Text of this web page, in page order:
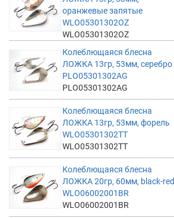
оранжевые запятые
WLO05301302OZ
WLO05301302OZ
Колеблющаяся блесна
ЛОЖКА 13гр, 53мм, серебро
PLO05301302AG
PLO05301302AG
Колеблющаяся блесна
ЛОЖКА 13гр, 53мм, форель
WLO05301302TT
WLO05301302TT
Колеблющаяся блесна
ЛОЖКА 20гр, 60мм, black-red
WLO06002001BR
WLO06002001BR